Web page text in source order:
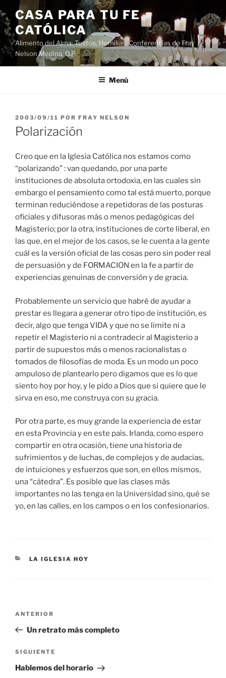
Saltar
al
contenido
CASA PARA TU FE
CATÓLICA
Alimento del Alma: Textos, Homilias, Conferencias de Fray
Nelson Medina, O.P.
Menú
PUBLICADO
EL
2003/09/11 POR FRAY NELSON
Polarización
Creo que en la Iglesia Católica nos estamos como
“polarizando” : van quedando, por una parte
instituciones de absoluta ortodoxia, en las cuales sin
embargo el pensamiento como tal está muerto, porque
terminan reduciéndose a repetidoras de las posturas
oficiales y difusoras más o menos pedagógicas del
Magisterio; por la otra, instituciones de corte liberal, en
las que, en el mejor de los casos, se le cuenta a la gente
cuál es la versión oficial de las cosas pero sin poder real
de persuasión y de FORMACION en la fe a partir de
experiencias genuinas de conversión y de gracia.
Probablemente un servicio que habré de ayudar a
prestar es llegara a generar otro tipo de institución, es
decir, algo que tenga VIDA y que no se limite ni a
repetir el Magisterio ni a contradecir al Magisterio a
partir de supuestos más o menos racionalistas o
tomados de filosofías de moda. Es un modo un poco
ampuloso de plantearlo pero digamos que es lo que
siento hoy por hoy, y le pido a Dios que si quiere que le
sirva en eso, me construya con su gracia.
Por otra parte, es muy grande la experiencia de estar
en esta Provincia y en este país. Irlanda, como espero
compartir en otra ocasión, tiene una historia de
sufrimientos y de luchas, de complejos y de audacias,
de intuiciones y esfuerzos que son, en ellos mismos,
una “cátedra”. Es posible que las clases más
importantes no las tenga en la Universidad sino, qué se
yo, en las calles, en los campos o en los confesionarios.
CATEGORÍAS
LA IGLESIA HOY
entradas
Entrada
anterior:
ANTERIOR
Un retrato más completo
Siguiente
entrada
SIGUIENTE
Hablemos del horario